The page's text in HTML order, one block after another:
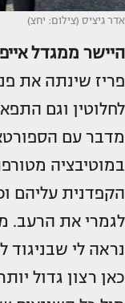
אדר גיציס (צילום: יחצ)
היישר ממגדל
פריז שינתה את
לחלוטין וגם
מדבר עם
במוטיבציה
הקפדנית עליהם
לגמרי את הרעב.
נראה לי
כאן רצון גדול